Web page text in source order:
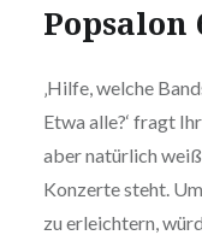
Popsalon
‚Hilfe, welche
Etwa alle?‘ fragt
aber natürlich
Konzerte steht.
zu erleichtern,